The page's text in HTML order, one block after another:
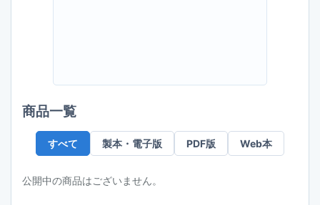
商品一覧
すべて 製本・電子版 PDF版 Web本
公開中の商品はございません。